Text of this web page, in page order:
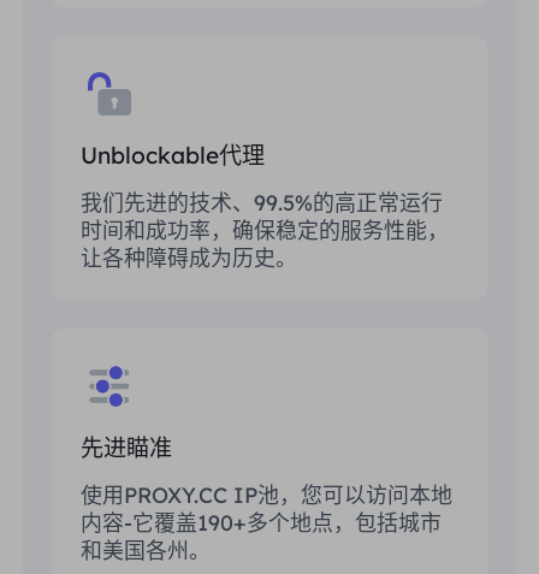
Unblockable代理
我们先进的技术、99.5%的高正常运行
时间和成功率，确保稳定的服务性能，
让各种障碍成为历史。
先进瞄准
使用PROXY.CC IP池，您可以访问本地
内容-它覆盖190+多个地点，包括城市
和美国各州。